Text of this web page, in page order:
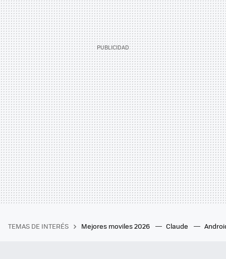
TEMAS DE INTERÉS Mejores moviles 2026 Claude